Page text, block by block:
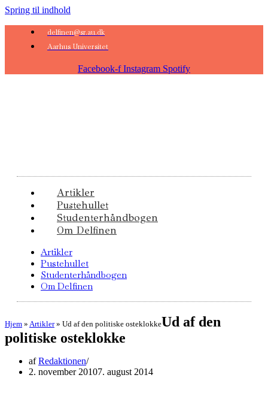
Spring til indhold
delfinen@sr.au.dk
Aarhus Universitet
Facebook-f Instagram Spotify
Artikler
Pustehullet
Studenterhåndbogen
Om Delfinen
Artikler
Pustehullet
Studenterhåndbogen
Om Delfinen
Hjem » Artikler» Ud af den politiske osteklokkeUd af den
politiske osteklokke
afRedaktionen
2. november 20107. august 2014